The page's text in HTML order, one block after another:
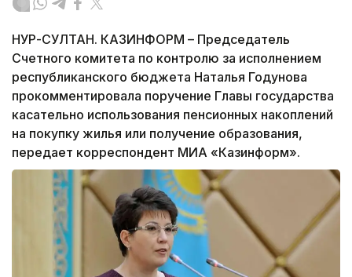
НУР-СУЛТАН. КАЗИНФОРМ – Председатель
Счетного комитета по контролю за исполнением
республиканского бюджета Наталья Годунова
прокомментировала поручение Главы государства
касательно использования пенсионных накоплений
на покупку жилья или получение образования,
передает корреспондент МИА «Казинформ».